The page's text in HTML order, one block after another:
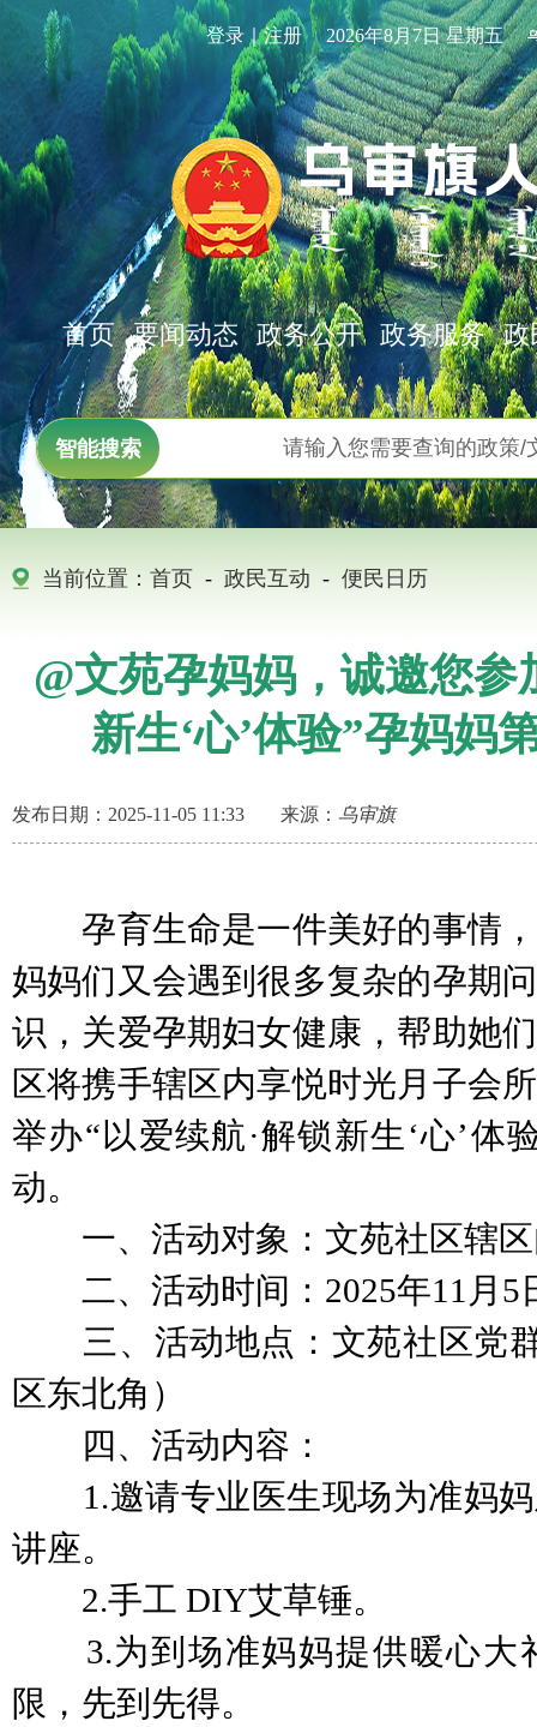
登录｜注册 2026年8月7日 星期五
首页 要闻动态 政务公开 政务服务 政
智能搜索
当前位置： 首页 - 政民互动 - 便民日历
@文苑孕妈妈，诚邀您参
新生‘心’体验”孕妈妈
发布日期：2025-11-05 11:33 来源： 乌审旗
孕育生命是一件美好的事情，
妈妈们又会遇到很多复杂的孕期
识，关爱孕期妇女健康，帮助她
区将携手辖区内享悦时光月子会
举办“以爱续航·解锁新生‘心’体
动。
一、活动对象：文苑社区辖区
二、活动时间：2025年11月5
三、活动地点：文苑社区党群
区东北角）
四、活动内容：
1.邀请专业医生现场为准妈妈
讲座。
2.手工 DIY艾草锤。
3.为到场准妈妈提供暖心大
限，先到先得。